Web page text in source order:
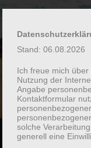
Stand: 06.08.2026
Ich freue mich
Nutzung der
Angabe
Kontaktformular
solche
generell eine